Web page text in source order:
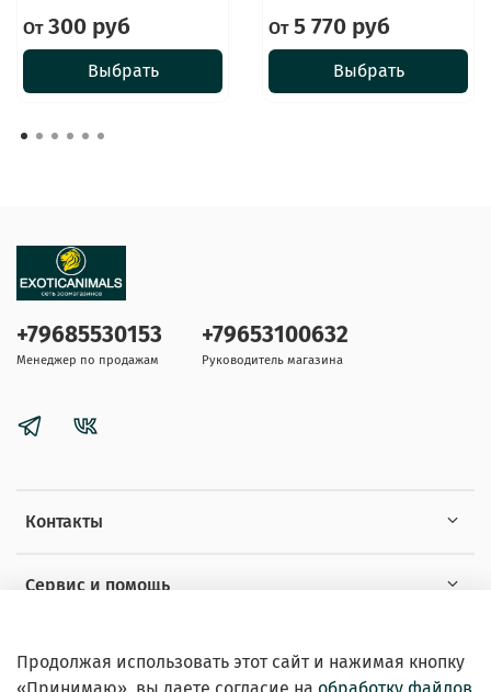
От300 руб
Выбрать
От5 770 руб
Выбрать
Контакты
Сервис и помощь
+79685530153
Менеджер по продажам
+79653100632
Руководитель магазина
Продолжая использовать этот сайт и нажимая кнопку